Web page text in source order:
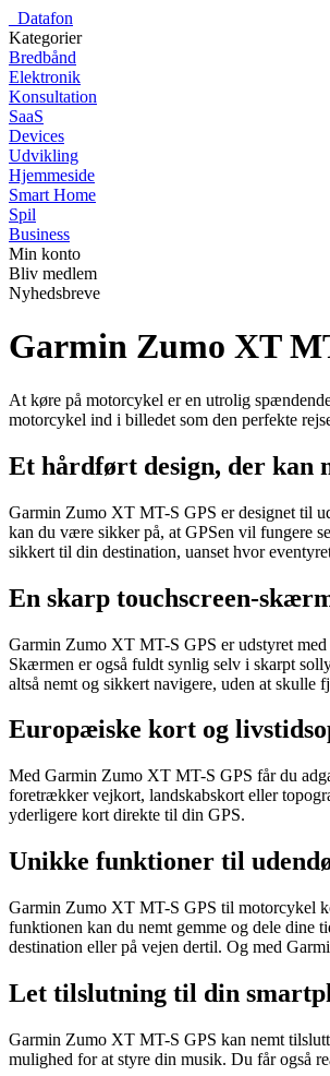
Datafon
Kategorier
Bredbånd
Elektronik
Konsultation
SaaS
Devices
Udvikling
Hjemmeside
Smart Home
Spil
Business
Min konto
Bliv medlem
Nyhedsbreve
Garmin Zumo XT
At køre på motorcykel er en utrolig
motorcykel ind i billedet som den perfekte
Et hårdført design, der kan
Garmin Zumo XT MT-S GPS er designet til
kan du være sikker på, at GPSen vil fungere
sikkert til din destination, uanset hvor
En skarp touchscreen-
Garmin Zumo XT MT-S GPS er udstyret
Skærmen er også fuldt synlig selv i skarpt
altså nemt og sikkert navigere, uden at skulle
Europæiske kort og
Med Garmin Zumo XT MT-S GPS får du
foretrækker vejkort, landskabskort eller
yderligere kort direkte til din GPS.
Unikke funktioner til
Garmin Zumo XT MT-S GPS til motorcykel
funktionen kan du nemt gemme og dele dine
destination eller på vejen dertil. Og med
Let tilslutning til din
Garmin Zumo XT MT-S GPS kan nemt
mulighed for at styre din musik. Du får også